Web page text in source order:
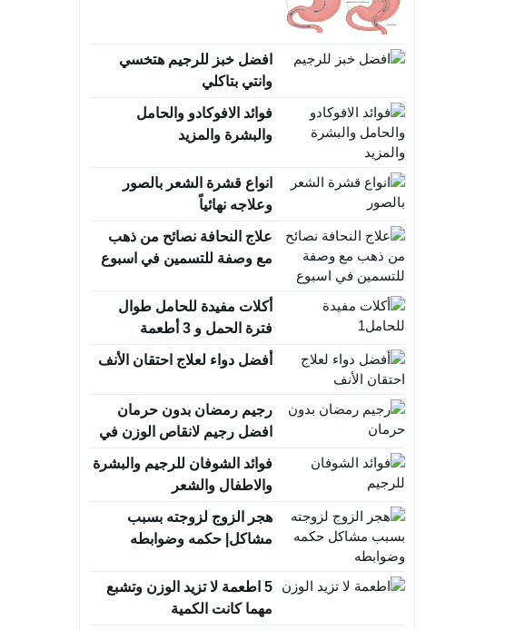
افضل خبز للرجيم هتخسي
وانتي بتاكلي
فوائد الافوكادو والحامل
والبشرة والمزيد
انواع قشرة الشعر بالصور
وعلاجه نهائياً
علاج النحافة نصائح من ذهب
مع وصفة للتسمين في اسبوع
أكلات مفيدة للحامل طوال
فترة الحمل و 3 أطعمة
محظورة
أفضل دواء لعلاج احتقان الأنف
رجيم رمضان بدون حرمان
افضل رجيم لانقاص الوزن في
رمضان
فوائد الشوفان للرجيم والبشرة
والاطفال والشعر
هجر الزوج لزوجته بسبب
مشاكل| حكمه وضوابطه
5 اطعمة لا تزيد الوزن وتشبع
مهما كانت الكمية